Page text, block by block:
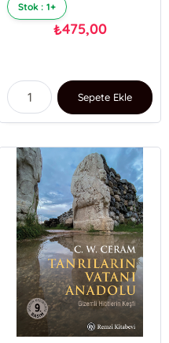
Stok : 1+
₺475,00
Sepete Ekle